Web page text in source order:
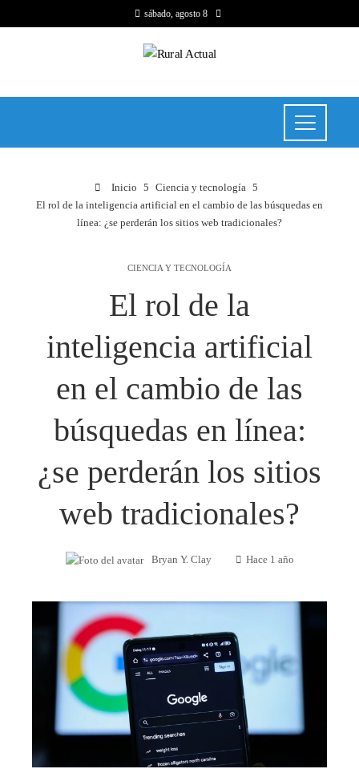
sábado, agosto 8
Inicio
Ciencia y tecnología
El rol de la inteligencia artificial en el cambio de las búsquedas en
línea: ¿se perderán los sitios web tradicionales?
CIENCIA Y TECNOLOGÍA
El rol de la
inteligencia artificial
en el cambio de las
búsquedas en línea:
¿se perderán los sitios
web tradicionales?
Bryan Y. Clay Hace 1 año